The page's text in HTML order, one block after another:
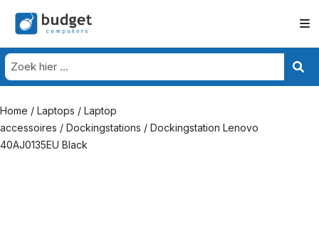
Home / Laptops / Laptop
accessoires / Dockingstations / Dockingstation Lenovo
40AJ0135EU Black